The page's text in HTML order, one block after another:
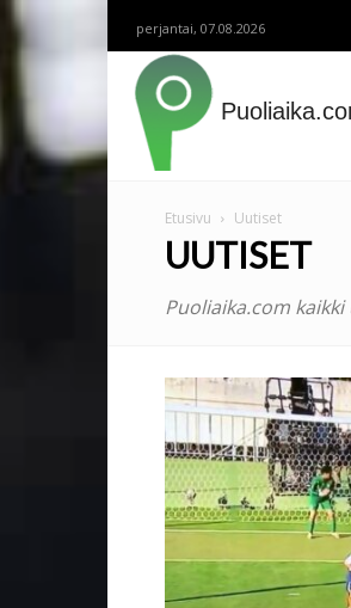
perjantai, 07.08.2026
Etusivu Uutiset
UUTISET
Puoliaika.com